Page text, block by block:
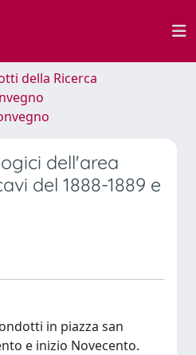
della Ricerca
dell'area
del 1888-1889 e
in piazza san
e inizio Novecento.